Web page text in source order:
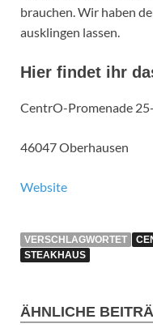
brauchen. Wir haben
ausklingen lassen.
Hier findet ihr
CentrO-Promenade
46047 Oberhausen
Website
VERSCHLAGWORTET
STEAKHAUS
ÄHNLICHE